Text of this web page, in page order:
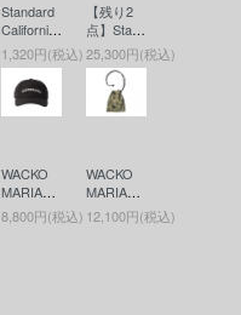
Standard
California
(スタンダ
ードカリ
フォルニ
ア) SD Co
in Case
CK
1,320円(税込)
【残り2
点】Stand
ard Califor
nia(スタ
ンダード
カリフォ
ルニア) B
eather Wa
llet(ボタン
ワークス
レザーウ
25,300円(税込)
WACKO
MARIA
(ワコマリ
ア) 6 PAN
8,800円(税込)
WACKO
MARIA
(ワコマリ
ア) DIGIT
12,100円(税込)